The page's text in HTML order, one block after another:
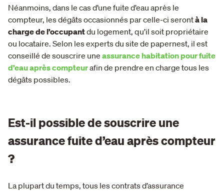
Néanmoins, dans le cas d’une fuite d’eau après le
compteur, les dégâts occasionnés par celle-ci serontà la
charge de l’occupantdu logement, qu’il soit propriétaire
ou locataire. Selon les experts du site de papernest, il est
conseillé de souscrire une assurance habitation pour fuite
d’eau après compteurafin de prendre en charge tous les
dégâts possibles.
Est-il possible de souscrire une
assurance fuite d’eau après compteur
?
La plupart du temps, tous les contrats d’assurance